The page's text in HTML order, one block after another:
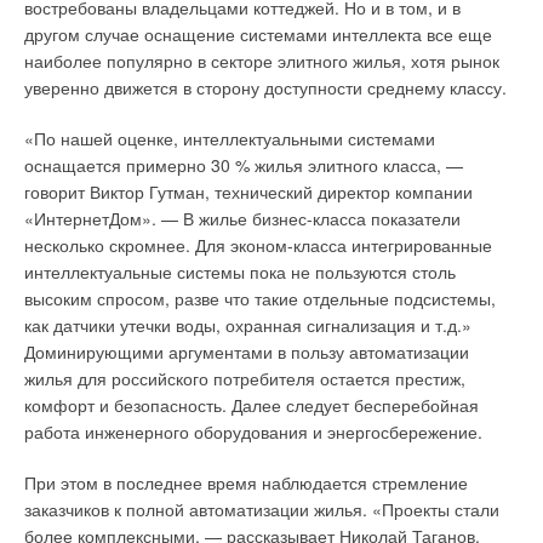
востребованы владельцами коттеджей. Но и в том, и в
другом случае оснащение системами интеллекта все еще
наиболее популярно в секторе элитного жилья, хотя рынок
уверенно движется в сторону доступности среднему классу.
«По нашей оценке, интеллектуальными системами
оснащается примерно 30 % жилья элитного класса, —
говорит Виктор Гутман, технический директор компании
«ИнтернетДом». — В жилье бизнес-класса показатели
несколько скромнее. Для эконом-класса интегрированные
интеллектуальные системы пока не пользуются столь
высоким спросом, разве что такие отдельные подсистемы,
как датчики утечки воды, охранная сигнализация и т.д.»
Доминирующими аргументами в пользу автоматизации
жилья для российского потребителя остается престиж,
комфорт и безопасность. Далее следует бесперебойная
работа инженерного оборудования и энергосбережение.
При этом в последнее время наблюдается стремление
заказчиков к полной автоматизации жилья. «Проекты стали
более комплексными, — рассказывает Николай Таганов,
Царицино и его новый уникум
«…Все общество подошло к беседке, известной под именем
Миловидовой, и остановилось, чтобы полюбоваться
зрелищем Царицынских прудов… Мурава, покрывавшая весь
скат холма до главного пруда, придавала самой воде
необыкновенно яркий, изумрудный цвет … …Проходя мимо
прудов, все остановились, чтобы в последний раз
полюбоваться Царицыным. Везде горели яркие,
передвечерние краски; небо рдело, листья переливчато
блистали, возмущенные поднявшимся ветерком;
растопленным золотом струились отдаленные воды; резко
отделялись от темной зелени деревьев красноватые
башенки и беседки, кое-где разбросанные по саду…»
Тургенев «Накануне») Царицынские пруды, несмотря на
богатую историю этих мест, ранее никогда не были связаны
Лишь романтические руины недостроенного
Екатерининского дворца более 200 лет привлекали к себе
управления системой SMMS является стандартный пульт
центрального управления TCB-SC642TLE.
Этот пульт обеспечивает полный контроль над системой из
кондиционирования может быть разделена на четыре зоны
по 16 внутренних блоков в каждой. В одной системе
допускается не более 10 центральных пультов управления.
Команды локальных пультов управления внутренними
блоками могут быть разрешены, ограничены или полностью
заблокированы с центрального пульта управления.
Центральный пульт TCB-SC642TLE может служить
полноценным средством диагностики и поддерживает
возможность отключения системы при поступлении сигнала
с датчика пожарной сигнализации. Полупромышленные
кондиционерыToshibaсерий Digital Inverter и Super Digital
SMMS и полностью контролировать их работу с
центрального пульта TCB-SC642TLE (для этого требуются
дополнительные электронные платы во внутренних блоках).